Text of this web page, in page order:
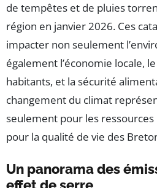
de tempêtes et de pluies
région en janvier 2026. Ces
impacter non seulement
également l’économie locale,
habitants, et la sécurité
changement du climat
seulement pour les ressources
pour la qualité de vie des
Un panorama des